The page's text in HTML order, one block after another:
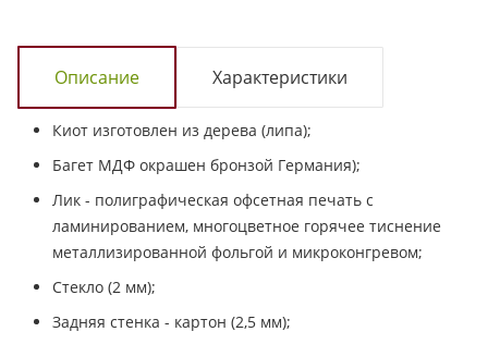
Описание Характеристики
Киот изготовлен из дерева (липа);
Багет МДФ окрашен бронзой Германия);
Лик - полиграфическая офсетная печать с
ламинированием, многоцветное горячее тиснение
металлизированной фольгой и микроконгревом;
Стекло (2 мм);
Задняя стенка - картон (2,5 мм);